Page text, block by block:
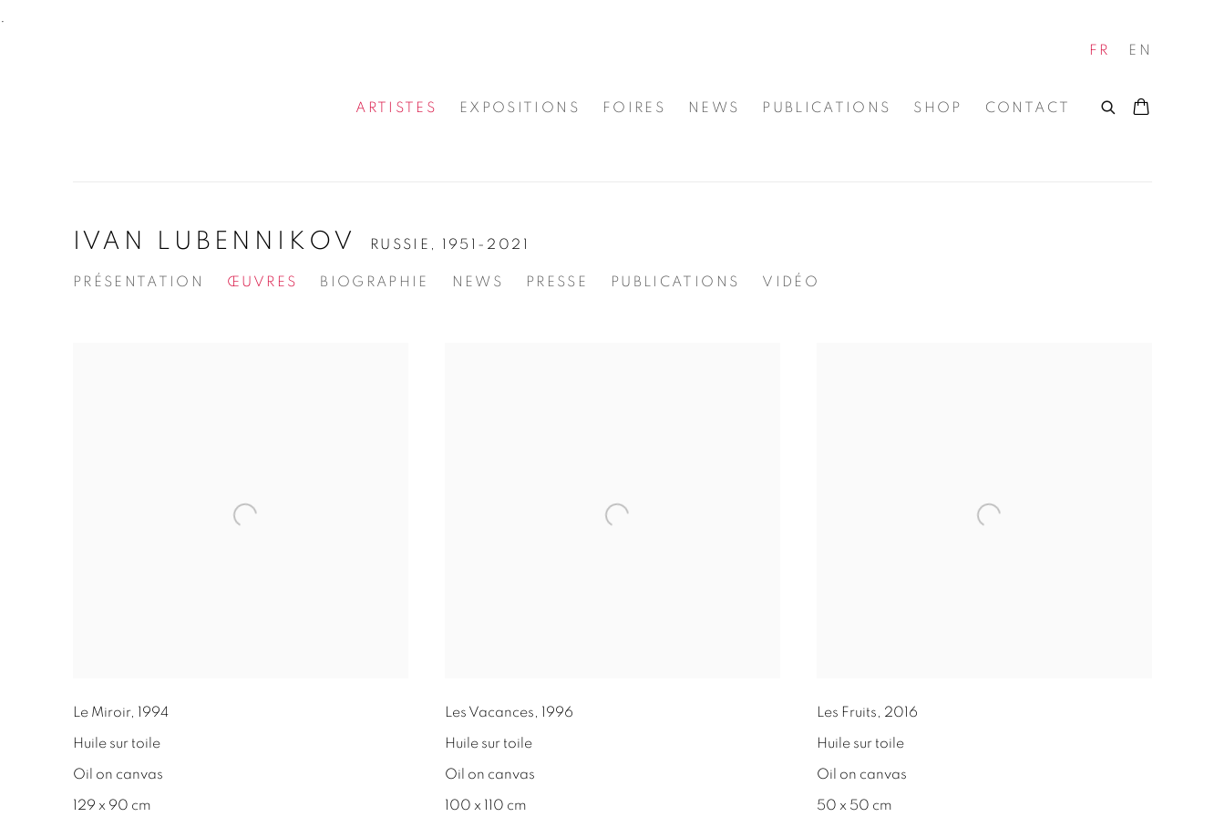
.
ARTISTES EXPOSITIONS FOIRES NEWS PUBLICATIONS SHOP CONTACT
FR EN
IVAN LUBENNIKOV RUSSIE, 1951-2021
PRÉSENTATION ŒUVRES BIOGRAPHIE NEWS PRESSE PUBLICATIONS VIDÉO
Le Miroir, 1994
Huile sur toile
Oil on canvas
129 x 90 cm
Les Vacances 1996
Huile sur toile
Oil on canvas
100 x 110 cm
Les Fruits 2016
Huile sur toile
Oil on canvas
50 x 50 cm